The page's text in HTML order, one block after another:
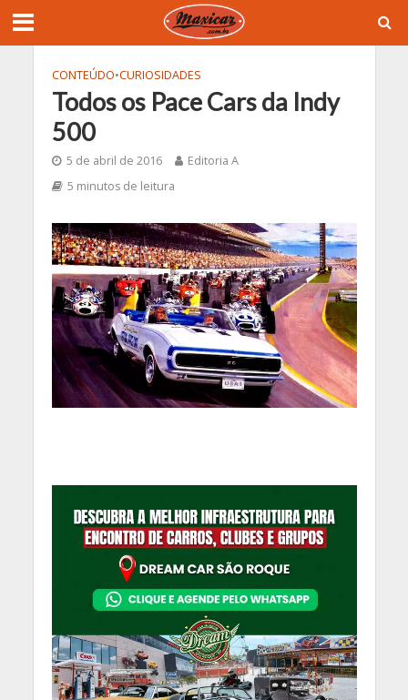
CONTEÚDO•CURIOSIDADES
Todos os Pace Cars da Indy
500
5 de abril de 2016
Editoria A
5 minutos de leitura